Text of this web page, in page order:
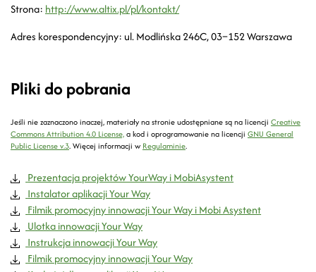
Strona: http://www.altix.pl/pl/kontakt/
Adres korespondencyjny: ul. Modlińska 246C, 03–152 Warszawa
Pliki do pobrania
Jeśli nie zaznaczono inaczej, materiały na stronie udostępniane są na licencji Creative
Commons Attribution 4.0 License,a kod i oprogramowanie na licencji GNU General
Public License v.3.Więcej informacji w Regulaminie.
Prezentacja projektów YourWay i MobiAsystent
Instalator aplikacji Your Way
Filmik promocyjny innowacji Your Way i Mobi Asystent
Ulotka innowacji Your Way
Instrukcja innowacji Your Way
Filmik promocyjny innowacji Your Way